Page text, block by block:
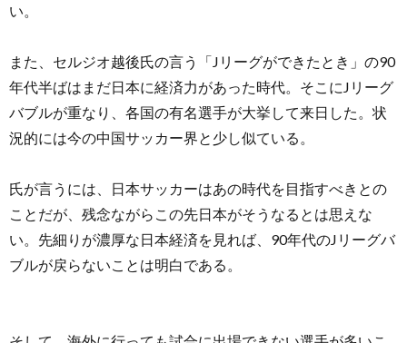
い。
また、セルジオ越後氏の言う「Jリーグができたとき」の90
年代半ばはまだ日本に経済力があった時代。そこにJリーグ
バブルが重なり、各国の有名選手が大挙して来日した。状
況的には今の中国サッカー界と少し似ている。
氏が言うには、日本サッカーはあの時代を目指すべきとの
ことだが、残念ながらこの先日本がそうなるとは思えな
い。先細りが濃厚な日本経済を見れば、90年代のJリーグバ
ブルが戻らないことは明白である。